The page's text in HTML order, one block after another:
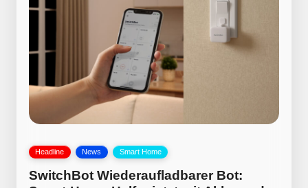
Posted
Headline News Smart Home
SwitchBot Wiederaufladbarer Bot: